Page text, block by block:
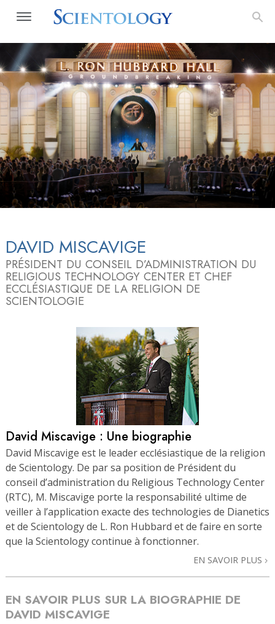
DAVID MISCAVIGE
PRÉSIDENT DU CONSEIL D’ADMINISTRATION DU
RELIGIOUS TECHNOLOGY CENTER ET CHEF
ECCLÉSIASTIQUE DE LA RELIGION DE
SCIENTOLOGIE
David Miscavige : Une biographie
David Miscavige est le leader ecclésiastique de la religion
de Scientology. De par sa position de Président du
conseil d’administration du Religious Technology Center
(RTC), M. Miscavige porte la responsabilité ultime de
veiller à l’application exacte des technologies de Dianetics
et de Scientology de L. Ron Hubbard et de faire en sorte
que la Scientology continue à fonctionner.
EN SAVOIR PLUS
EN SAVOIR PLUS SUR LA BIOGRAPHIE DE
DAVID MISCAVIGE